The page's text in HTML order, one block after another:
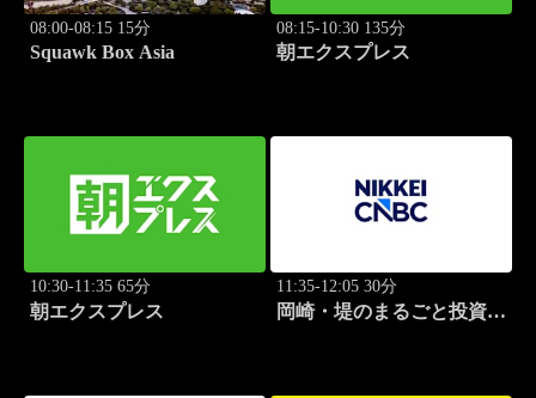
08:00-08:15 15分
Squawk Box Asia
08:15-10:30 135分
朝エクスプレス
10:30-11:35 65分
朝エクスプレス
11:35-12:05 30分
岡崎・堤のまるごと投資道